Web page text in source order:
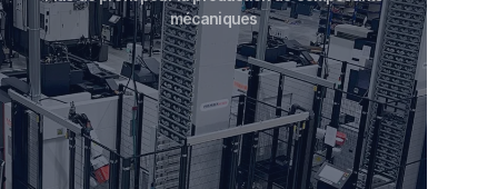
mécaniques